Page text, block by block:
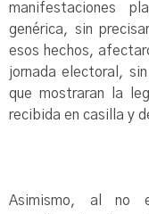
manifestaciones
genérica, sin
esos hechos,
jornada electoral,
que mostraran la
recibida en casilla y
Asimismo, al no